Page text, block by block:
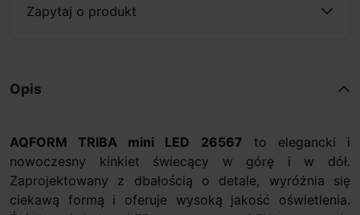
Zapytaj o produkt
Opis
AQFORM TRIBA mini LED 26567 to elegancki i
nowoczesny kinkiet świecący w górę i w dół.
Zaprojektowany z dbałością o detale, wyróżnia się
ciekawą formą i oferuje wysoką jakość oświetlenia.